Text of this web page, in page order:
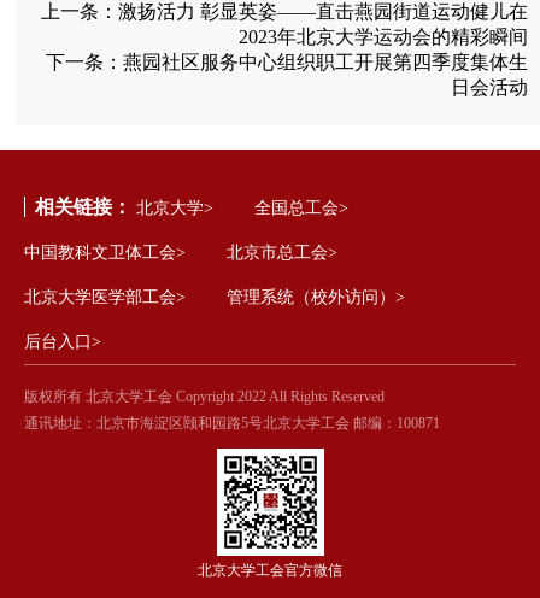
上一条： 激扬活力 彰显英姿——直击燕园街道运动健儿在
2023年北京大学运动会的精彩瞬间
下一条： 燕园社区服务中心组织职工开展第四季度集体生
日会活动
相关链接： 北京大学> 全国总工会>
中国教科文卫体工会> 北京市总工会>
北京大学医学部工会> 管理系统（校外访问）>
后台入口>
版权所有 北京大学工会 Copyright 2022 All Rights Reserved
通讯地址：北京市海淀区颐和园路5号北京大学工会 邮编：100871
北京大学工会官方微信